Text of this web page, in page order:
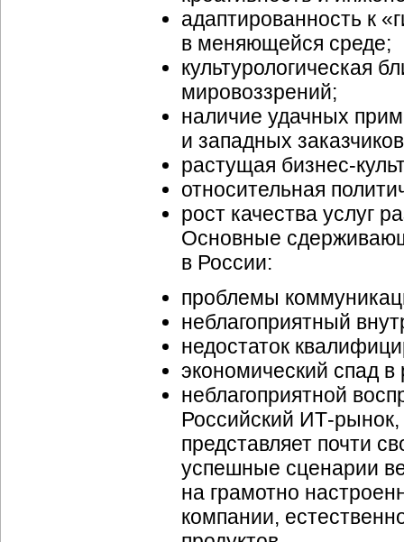
адаптированность к
в меняющейся среде;
культурологическая
мировоззрений;
наличие удачных
и западных
растущая бизнес-
относительная
рост качества услуг
Основные
в России:
проблемы
неблагоприятный
недостаток
экономический спад в
неблагоприятной
Российский ИТ-
представляет почти
успешные сценарии
на грамотно
компании,